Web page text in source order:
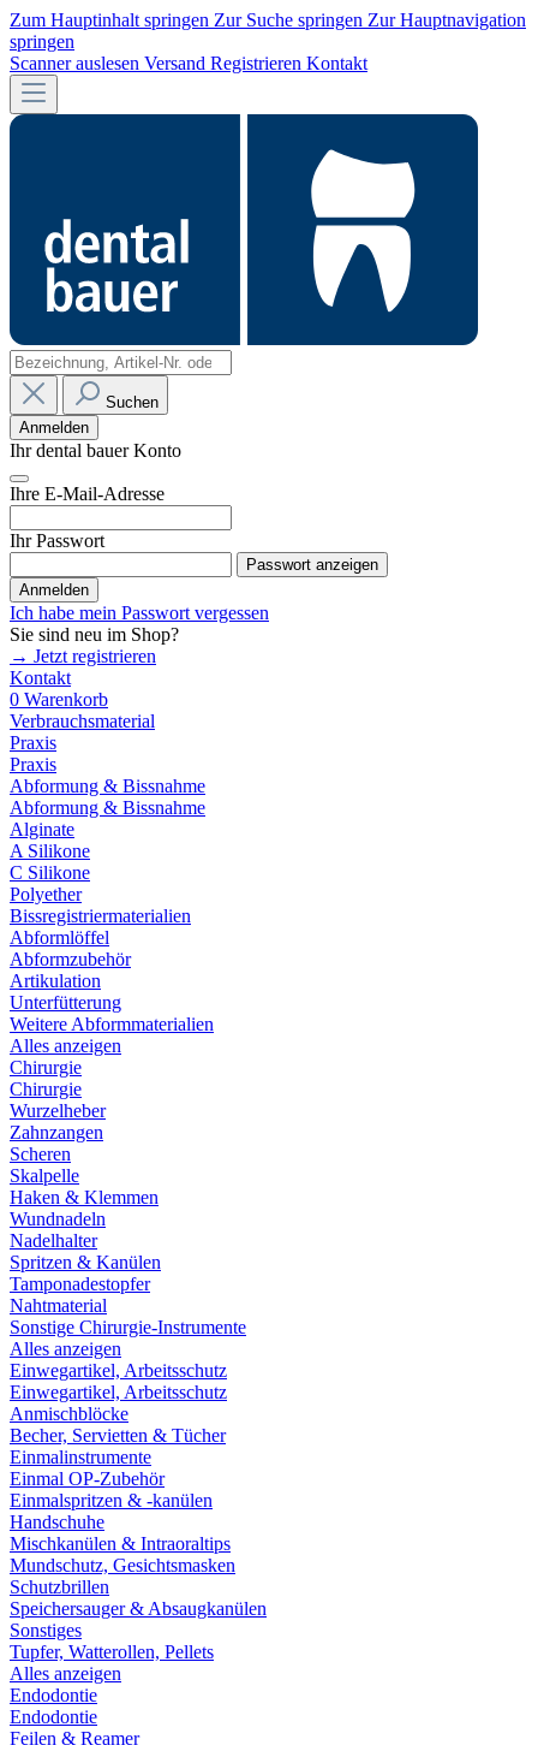
Zum Hauptinhalt springen Zur Suche springen Zur Hauptnavigation
springen
Scanner auslesen Versand Registrieren Kontakt
Suchen
Anmelden
Ihr dental bauer Konto
Ihre E-Mail-Adresse
Ihr Passwort
Passwort anzeigen
Anmelden
Ich habe mein Passwort vergessen
Sie sind neu im Shop?
→ Jetzt registrieren
Kontakt
0 Warenkorb
Verbrauchsmaterial
Praxis
Praxis
Abformung & Bissnahme
Abformung & Bissnahme
Alginate
A Silikone
C Silikone
Polyether
Bissregistriermaterialien
Abformlöffel
Abformzubehör
Artikulation
Unterfütterung
Weitere Abformmaterialien
Alles anzeigen
Chirurgie
Chirurgie
Wurzelheber
Zahnzangen
Scheren
Skalpelle
Haken & Klemmen
Wundnadeln
Nadelhalter
Spritzen & Kanülen
Tamponadestopfer
Nahtmaterial
Sonstige Chirurgie-Instrumente
Alles anzeigen
Einwegartikel, Arbeitsschutz
Einwegartikel, Arbeitsschutz
Anmischblöcke
Becher, Servietten & Tücher
Einmalinstrumente
Einmal OP-Zubehör
Einmalspritzen & -kanülen
Handschuhe
Mischkanülen & Intraoraltips
Mundschutz, Gesichtsmasken
Schutzbrillen
Speichersauger & Absaugkanülen
Sonstiges
Tupfer, Watterollen, Pellets
Alles anzeigen
Endodontie
Endodontie
Feilen & Reamer